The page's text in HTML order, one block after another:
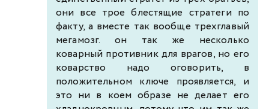
они все трое блестящие стратеги по
факту, а вместе так вообще трехглавый
мегамозг. он так же несколько
коварный противник для врагов, но его
коварство надо оговорить, в
положительном ключе проявляется, и
это ни в коем образе не делает его